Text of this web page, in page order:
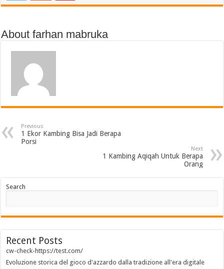
About farhan mabruka
Previous
1 Ekor Kambing Bisa Jadi Berapa
Porsi
Next
1 Kambing Aqiqah Untuk Berapa
Orang
Search
Recent Posts
cw-check-https://test.com/
Evoluzione storica del gioco d'azzardo dalla tradizione all'era digitale